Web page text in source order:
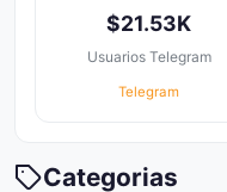
$21.53K
Usuarios Telegram
Telegram
Categorias